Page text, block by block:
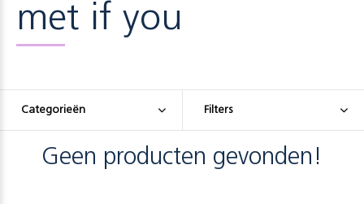
met if you
Categorieën Filters
Geen producten gevonden!